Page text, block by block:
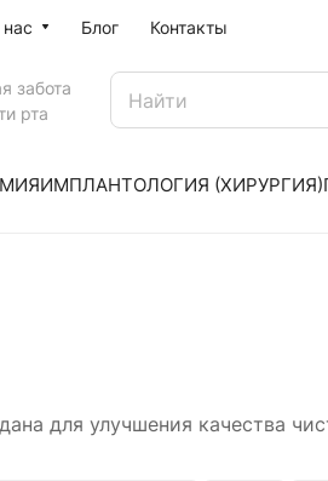
Блог Контакты
забота
рта
ИМПЛАНТОЛОГИЯ (ХИРУРГИЯ)
для улучшения качества